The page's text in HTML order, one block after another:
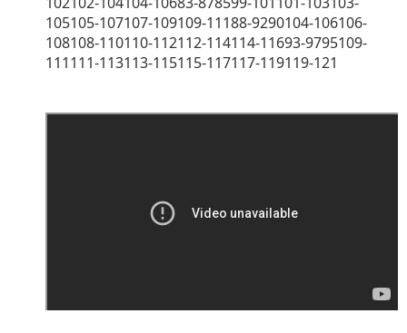
105105-107107-109109-11188-9290104-106106-
108108-110110-112112-114114-11693-9795109-
111111-113113-115115-117117-119119-121